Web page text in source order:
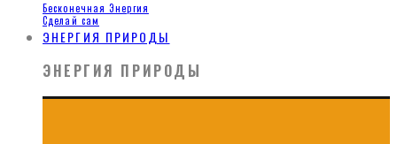
Бесконечная Энергия
Сделай сам
ЭНЕРГИЯ ПРИРОДЫ
ЭНЕРГИЯ ПРИРОДЫ